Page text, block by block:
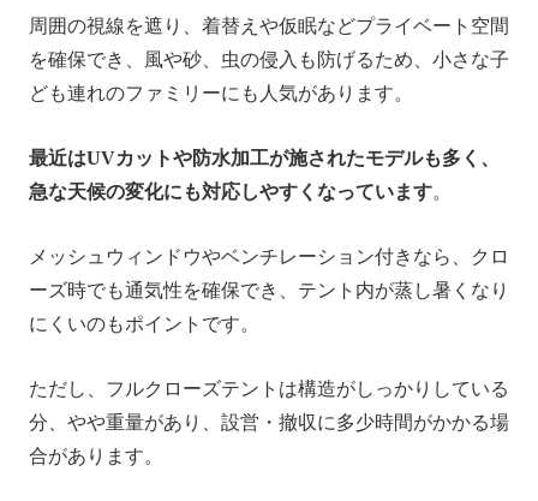
周囲の視線を遮り、着替えや仮眠などプライベート空間
を確保でき、風や砂、虫の侵入も防げるため、小さな子
ども連れのファミリーにも人気があります。
最近はUVカットや防水加工が施されたモデルも多く、
急な天候の変化にも対応しやすくなっています。
メッシュウィンドウやベンチレーション付きなら、クロ
ーズ時でも通気性を確保でき、テント内が蒸し暑くなり
にくいのもポイントです。
ただし、フルクローズテントは構造がしっかりしている
分、やや重量があり、設営・撤収に多少時間がかかる場
合があります。